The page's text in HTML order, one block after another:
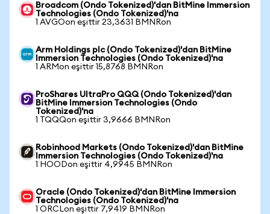
Broadcom (Ondo Tokenized)'dan BitMine Immersion
Technologies (Ondo Tokenized)'na
1 AVGOon eşittir 23,3631 BMNRon
Arm Holdings plc (Ondo Tokenized)'dan BitMine
Immersion Technologies (Ondo Tokenized)'na
1 ARMon eşittir 15,8768 BMNRon
ProShares UltraPro QQQ (Ondo Tokenized)'dan
BitMine Immersion Technologies (Ondo
Tokenized)'na
1 TQQQon eşittir 3,9666 BMNRon
Robinhood Markets (Ondo Tokenized)'dan BitMine
Immersion Technologies (Ondo Tokenized)'na
1 HOODon eşittir 4,9945 BMNRon
Oracle (Ondo Tokenized)'dan BitMine Immersion
Technologies (Ondo Tokenized)'na
1 ORCLon eşittir 7,9419 BMNRon